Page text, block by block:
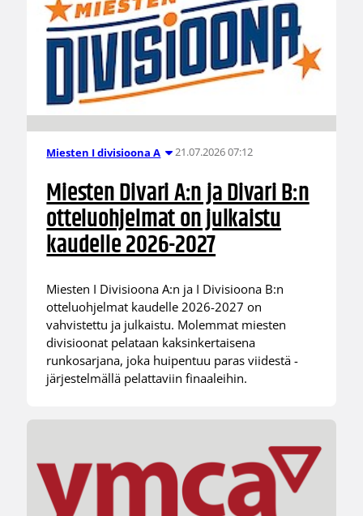
Miesten I divisioona A 21.07.2026 07:12
Miesten Divari A:n ja Divari B:n
otteluohjelmat on julkaistu
kaudelle 2026-2027
Miesten I Divisioona A:n ja I Divisioona B:n
otteluohjelmat kaudelle 2026-2027 on
vahvistettu ja julkaistu. Molemmat miesten
divisioonat pelataan kaksinkertaisena
runkosarjana, joka huipentuu paras viidestä -
järjestelmällä pelattaviin finaaleihin.